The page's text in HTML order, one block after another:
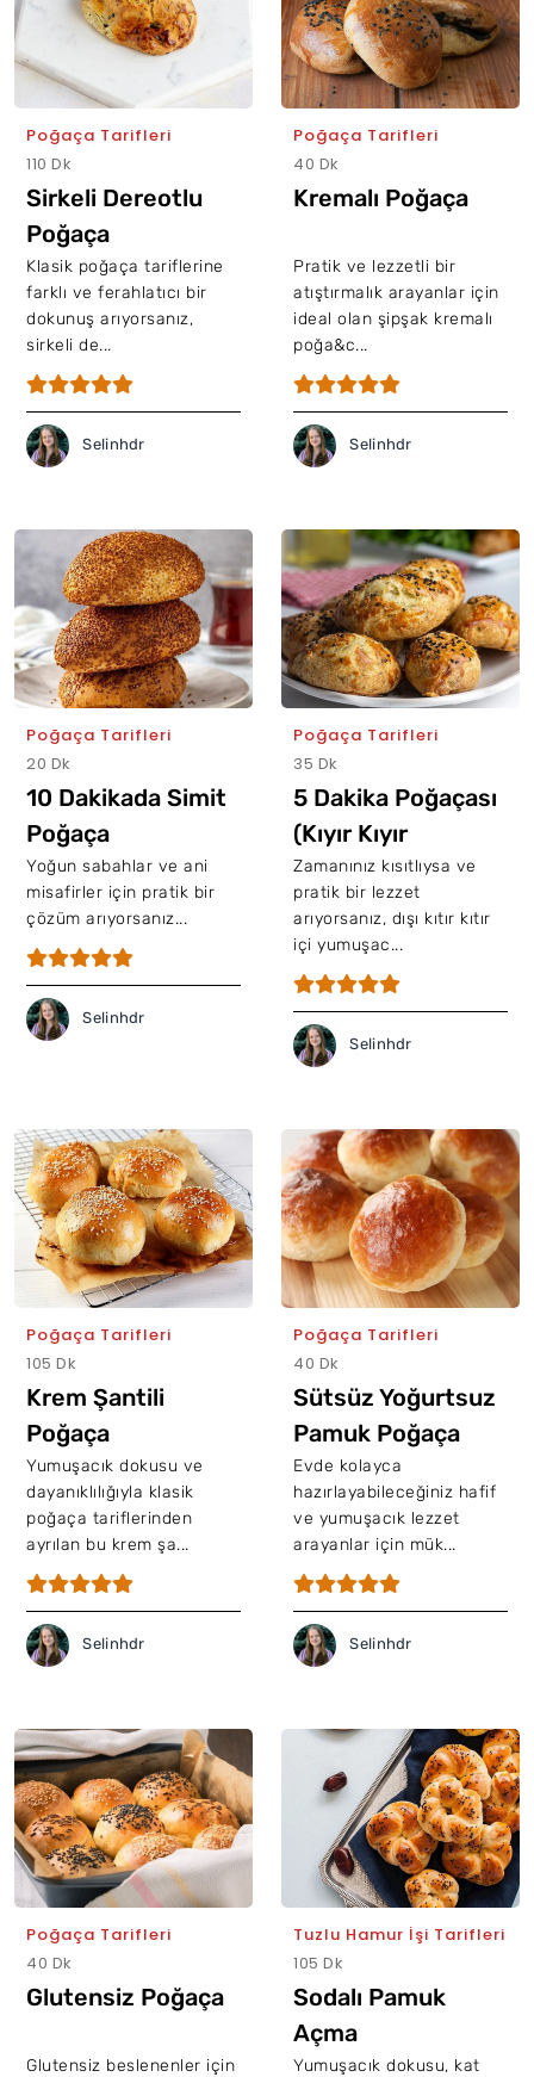
Poğaça Tarifleri
110 Dk
Sirkeli Dereotlu
Poğaça
Klasik poğaça tariflerine
farklı ve ferahlatıcı bir
dokunuş arıyorsanız,
sirkeli de...
Selinhdr
Poğaça Tarifleri
40 Dk
Kremalı Poğaça
Pratik ve lezzetli bir
atıştırmalık arayanlar için
ideal olan şipşak kremalı
poğa&c...
Selinhdr
Poğaça Tarifleri
20 Dk
10 Dakikada Simit
Poğaça
Yoğun sabahlar ve ani
misafirler için pratik bir
çözüm arıyorsanız...
Selinhdr
Poğaça Tarifleri
35 Dk
5 Dakika Poğaçası
(Kıyır Kıyır
Mayasız)
Zamanınız kısıtlıysa ve
pratik bir lezzet
arıyorsanız, dışı kıtır kıtır
içi yumuşac...
Selinhdr
Poğaça Tarifleri
105 Dk
Krem Şantili
Poğaça
Yumuşacık dokusu ve
dayanıklılığıyla klasik
poğaça tariflerinden
ayrılan bu krem şa...
Selinhdr
Poğaça Tarifleri
40 Dk
Sütsüz Yoğurtsuz
Pamuk Poğaça
Evde kolayca
hazırlayabileceğiniz hafif
ve yumuşacık lezzet
arayanlar için mük...
Selinhdr
Poğaça Tarifleri
40 Dk
Glutensiz Poğaça
Glutensiz beslenenler için
Tuzlu Hamur İşi Tarifleri
105 Dk
Sodalı Pamuk
Açma
Yumuşacık dokusu, kat